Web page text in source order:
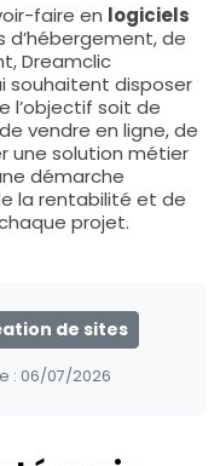
faire en logiciels
d’hébergement, de
Dreamclic
souhaitent disposer
l’objectif soit de
vendre en ligne, de
une solution métier
démarche
la rentabilité et de
projet.
de sites
: 06/07/2026